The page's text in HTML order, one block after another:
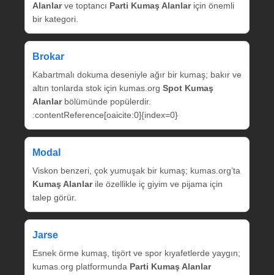
Alanlarve toptancı Parti Kumaş Alanlariçin önemli
bir kategori.
Brokar
Kabartmalı dokuma deseniyle ağır bir kumaş; bakır ve
altın tonlarda stok için kumas.org Spot Kumaş
Alanlarbölümünde popülerdir.
:contentReference[oaicite:0]{index=0}
Modal
Viskon benzeri, çok yumuşak bir kumaş; kumas.org’ta
Kumaş Alanlarile özellikle iç giyim ve pijama için
talep görür.
Jarse
Esnek örme kumaş, tişört ve spor kıyafetlerde yaygın;
kumas.org platformunda Parti Kumaş Alanlar